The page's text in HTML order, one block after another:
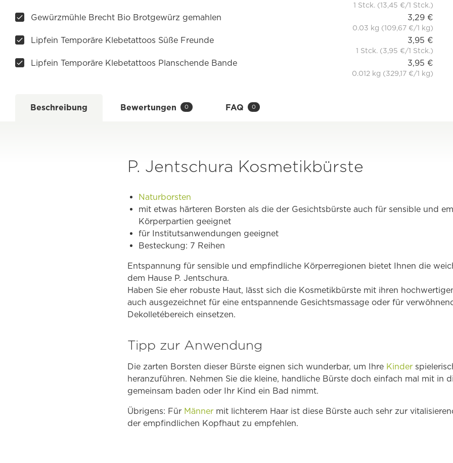
1 Stck. (13,45 €/1 Stck.)
Gewürzmühle Brecht Bio Brotgewürz gemahlen 3,29 €
0.03 kg (109,67 €/1 kg)
Lipfein Temporäre Klebetattoos Süße Freunde 3,95 €
1 Stck. (3,95 €/1 Stck.)
Lipfein Temporäre Klebetattoos Planschende Bande 3,95 €
0.012 kg (329,17 €/1 kg)
Beschreibung Bewertungen 0 FAQ 0
P. Jentschura Kosmetikbürste
Naturborsten
mit etwas härteren Borsten als die der Gesichtsbürste auch für sensible und
Körperpartien geeignet
für Institutsanwendungen geeignet
Besteckung: 7 Reihen
Entspannung für sensible und empfindliche Körperregionen bietet Ihnen die
dem Hause P. Jentschura.
Haben Sie eher robuste Haut, lässt sich die Kosmetikbürste mit ihren
auch ausgezeichnet für eine entspannende Gesichtsmassage oder für
Dekolletébereich einsetzen.
Tipp zur Anwendung
Die zarten Borsten dieser Bürste eignen sich wunderbar, um Ihre Kinder
heranzuführen. Nehmen Sie die kleine, handliche Bürste doch einfach mal mit in
gemeinsam baden oder Ihr Kind ein Bad nimmt.
Übrigens: Für Männer mit lichterem Haar ist diese Bürste auch sehr zur
der empfindlichen Kopfhaut zu empfehlen.